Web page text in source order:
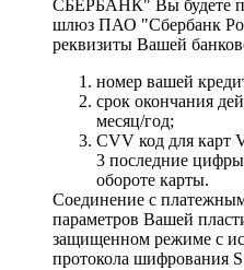
СБЕРБАНК" Вы будете
шлюз ПАО "Сбербанк
реквизиты Вашей
номер вашей
cрок окончания
месяц/год;
CVV код для карт
3 последние
обороте карты.
Соединение с
параметров Вашей
защищенном режиме с
протокола шифрования